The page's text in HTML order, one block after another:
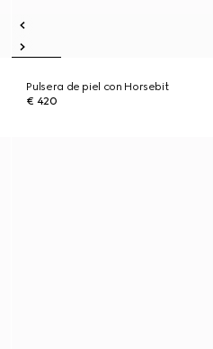
Pulsera de piel con Horsebit
€ 420